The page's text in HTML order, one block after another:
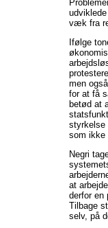
væk fra
Ifølge
men
for at få
betød at
styrkelse
som ikke
Negri
at
derfor en
Tilbage
selv, på